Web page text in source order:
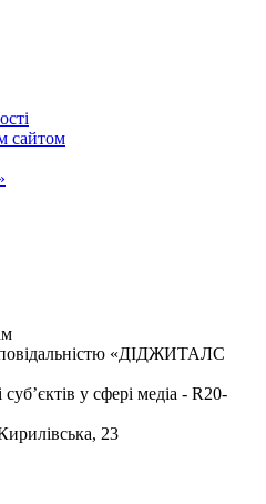
сайтом
«ДІДЖИТАЛС
у сфері медіа - R20-
23